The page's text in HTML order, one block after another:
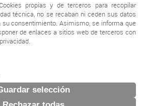
|
propias y de terceros para recopilar
técnica, no se recaban ni ceden sus datos
consentimiento. Asimismo, se informa que
de enlaces a sitios web de terceros con